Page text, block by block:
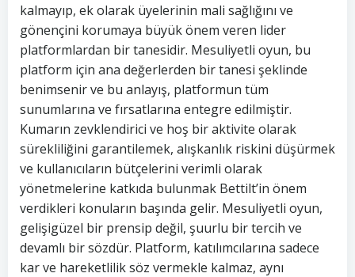
kalmayıp, ek olarak üyelerinin mali sağlığını ve
gönençini korumaya büyük önem veren lider
platformlardan bir tanesidir. Mesuliyetli oyun, bu
platform için ana değerlerden bir tanesi şeklinde
benimsenir ve bu anlayış, platformun tüm
sunumlarına ve fırsatlarına entegre edilmiştir.
Kumarın zevklendirici ve hoş bir aktivite olarak
sürekliliğini garantilemek, alışkanlık riskini düşürmek
ve kullanıcıların bütçelerini verimli olarak
yönetmelerine katkıda bulunmak Bettilt’in önem
verdikleri konuların başında gelir. Mesuliyetli oyun,
gelişigüzel bir prensip değil, şuurlu bir tercih ve
devamlı bir sözdür. Platform, katılımcılarına sadece
kar ve hareketlilik söz vermekle kalmaz, aynı